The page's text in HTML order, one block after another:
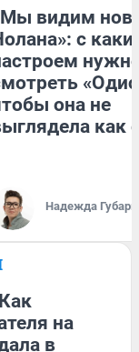
видим
с
она не
как
Надежда Губарь
на
в